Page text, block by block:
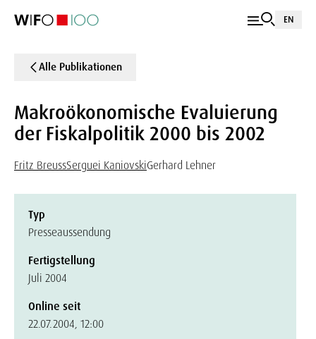
EN
Alle Publikationen
Makroökonomische Evaluierung
der Fiskalpolitik 2000 bis 2002
Fritz BreussSerguei KaniovskiGerhard Lehner
Typ
Presseaussendung
Fertigstellung
Juli 2004
Online seit
22.07.2004, 12:00